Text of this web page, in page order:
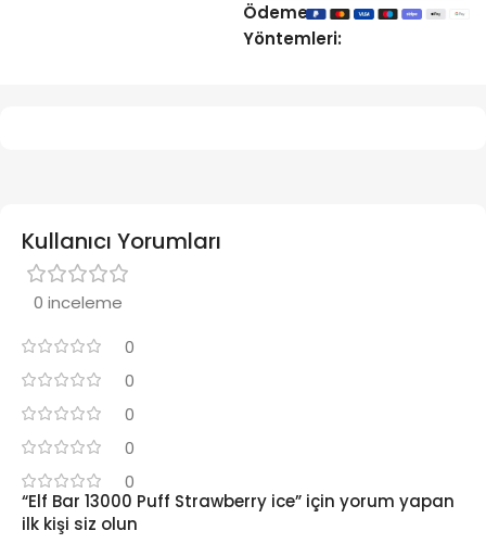
Ödeme
Yöntemleri:
Kullanıcı Yorumları
0 inceleme
0
0
0
0
0
“Elf Bar 13000 Puff Strawberry ice” için yorum yapan
ilk kişi siz olun